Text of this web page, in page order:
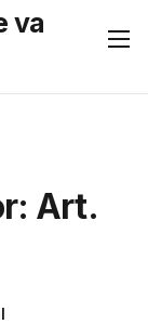
va
Art.